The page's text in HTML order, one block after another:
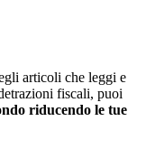
articoli che leggi e
fiscali, puoi
riducendo le tue